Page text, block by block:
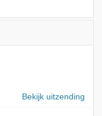
Bekijk uitzending